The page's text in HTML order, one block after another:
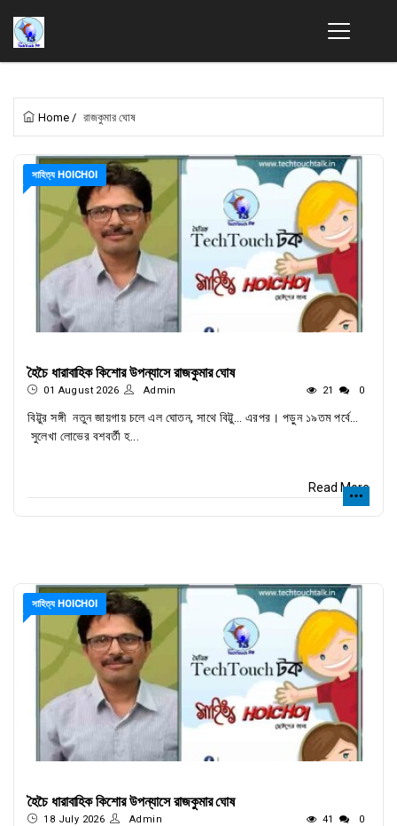
Home / রাজকুমার ঘোষ
সাহিত্য HOICHOI
হৈচৈ ধারাবাহিক কিশোর উপন্যাসে রাজকুমার ঘোষ
01 August 2026 Admin 21 0
বিট্টুর সঙ্গী নতুন জায়গায় চলে এল ঘোতন, সাথে বিট্টু… এরপর। পড়ুন ১৯তম পর্বে…
সুলেখা লোভের বশবর্তী হ...
Read More
সাহিত্য HOICHOI
হৈচৈ ধারাবাহিক কিশোর উপন্যাসে রাজকুমার ঘোষ
18 July 2026 Admin 41 0